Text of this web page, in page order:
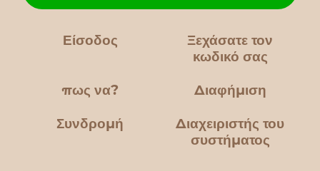
Είσοδος
Ξεχάσατε τον
κωδικό σας
πως να? Διαφήμιση
Συνδρομή
Διαχειριστής του
συστήματος